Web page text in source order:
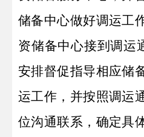
储备中心做好调运工
资储备中心接到调运
安排督促指导相应储
运工作，并按照调运
位沟通联系，确定具